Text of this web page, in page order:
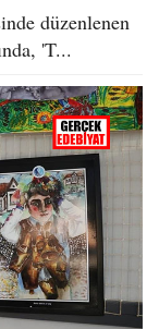
düzenlenen
'T...